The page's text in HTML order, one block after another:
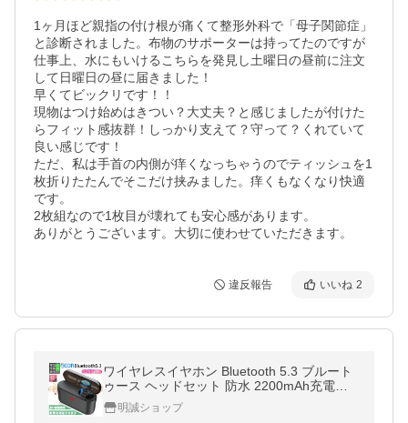
1ヶ月ほど親指の付け根が痛くて整形外科で「母子関節症」
と診断されました。布物のサポーターは持ってたのですが
仕事上、水にもいけるこちらを発見し土曜日の昼前に注文
して日曜日の昼に届きました！
早くてビックリです！！
現物はつけ始めはきつい？大丈夫？と感じましたが付けた
らフィット感抜群！しっかり支えて？守って？くれていて
良い感じです！
ただ、私は手首の内側が痒くなっちゃうのでティッシュを1
枚折りたたんでそこだけ挟みました。痒くもなくなり快適
です。
2枚組なので1枚目が壊れても安心感があります。
ありがとうございます。大切に使わせていただきます。
違反報告 いいね 2
ワイヤレスイヤホン Bluetooth 5.3 ブルート
ゥース ヘッドセット 防水 2200mAh充電ケ
ース付き HiFi ノイズリダクション 片耳型
【PL保険加入済み製品・安心】
明誠ショップ